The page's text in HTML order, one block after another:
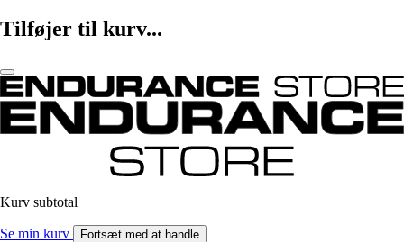
Tilføjer til kurv...
Kurv subtotal
Se min kurv Fortsæt med at handle